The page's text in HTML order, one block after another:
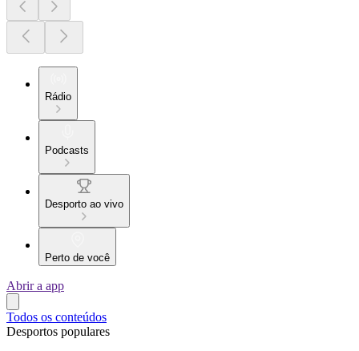
Rádio
Podcasts
Desporto ao vivo
Perto de você
Abrir a app
Todos os conteúdos
Desportos populares